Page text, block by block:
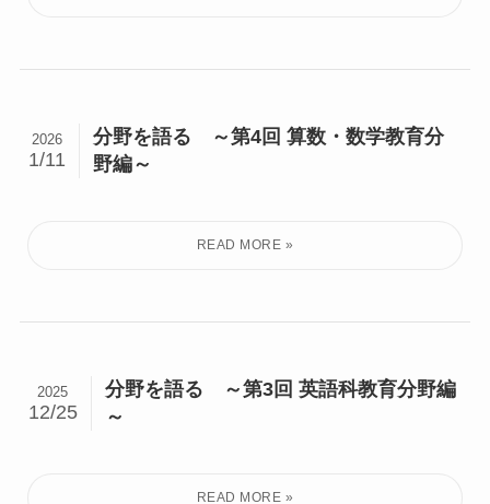
分野を語る ～第4回 算数・数学教育分
野編～
2026
1/11
分野を語る ～第3回 英語科教育分野編
～
2025
12/25